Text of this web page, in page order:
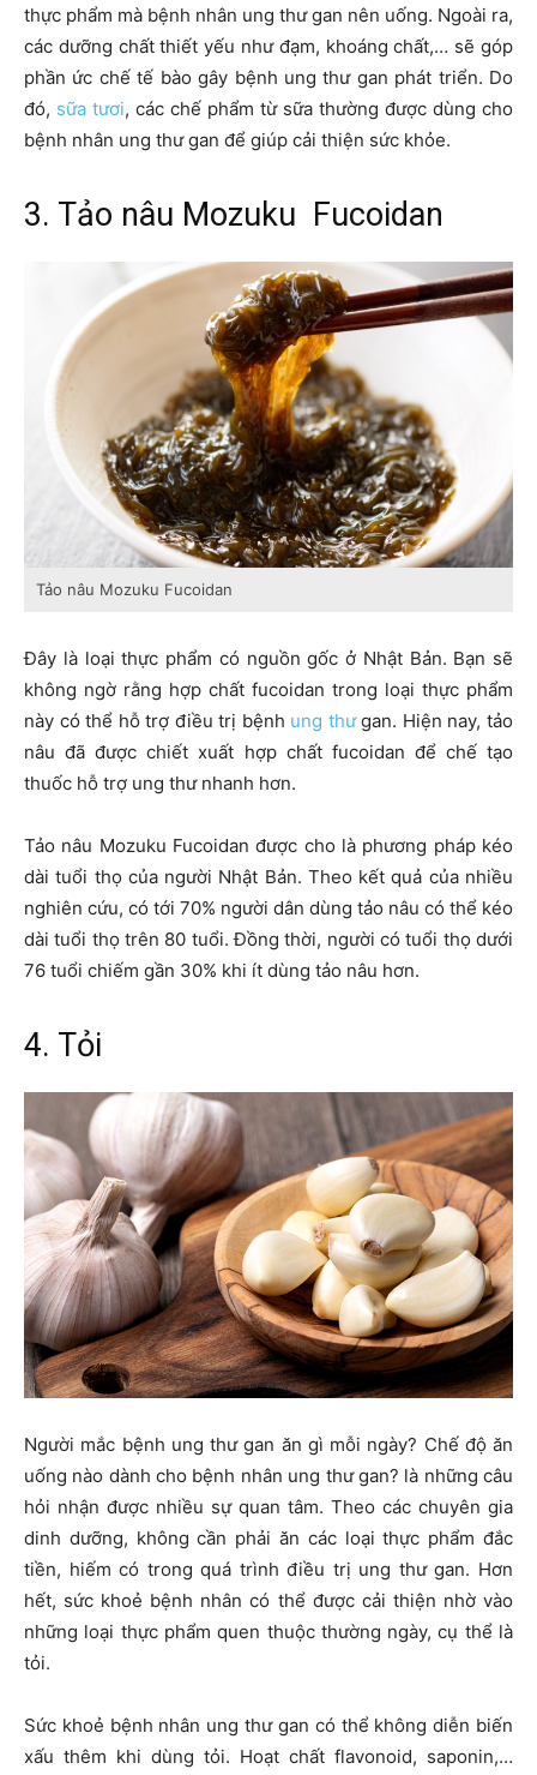
thực phẩm mà bệnh nhân ung thư gan nên uống. Ngoài ra,
các dưỡng chất thiết yếu như đạm, khoáng chất,… sẽ góp
phần ức chế tế bào gây bệnh ung thư gan phát triển. Do
đó, sữa tươi, các chế phẩm từ sữa thường được dùng cho
bệnh nhân ung thư gan để giúp cải thiện sức khỏe.
3. Tảo nâu Mozuku Fucoidan
Tảo nâu Mozuku Fucoidan
Đây là loại thực phẩm có nguồn gốc ở Nhật Bản. Bạn sẽ
không ngờ rằng hợp chất fucoidan trong loại thực phẩm
này có thể hỗ trợ điều trị bệnh ung thưgan. Hiện nay, tảo
nâu đã được chiết xuất hợp chất fucoidan để chế tạo
thuốc hỗ trợ ung thư nhanh hơn.
Tảo nâu Mozuku Fucoidan được cho là phương pháp kéo
dài tuổi thọ của người Nhật Bản. Theo kết quả của nhiều
nghiên cứu, có tới 70% người dân dùng tảo nâu có thể kéo
dài tuổi thọ trên 80 tuổi. Đồng thời, người có tuổi thọ dưới
76 tuổi chiếm gần 30% khi ít dùng tảo nâu hơn.
4. Tỏi
Người mắc bệnh ung thư gan ăn gì mỗi ngày? Chế độ ăn
uống nào dành cho bệnh nhân ung thư gan? là những câu
hỏi nhận được nhiều sự quan tâm. Theo các chuyên gia
dinh dưỡng, không cần phải ăn các loại thực phẩm đắc
tiền, hiếm có trong quá trình điều trị ung thư gan. Hơn
hết, sức khoẻ bệnh nhân có thể được cải thiện nhờ vào
những loại thực phẩm quen thuộc thường ngày, cụ thể là
tỏi.
Sức khoẻ bệnh nhân ung thư gan có thể không diễn biến
xấu thêm khi dùng tỏi. Hoạt chất flavonoid, saponin,…